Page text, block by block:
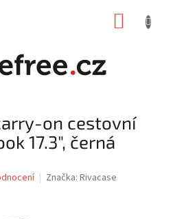
on cestovní
17.3", černá
Značka: Rivacase